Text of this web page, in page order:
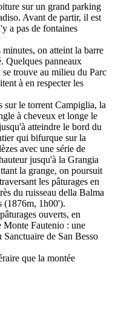
sur un grand parking
Avant de partir, il est
a pas de fontaines
on atteint la barre
Quelques panneaux
trouve au milieu du Parc
à en respecter les
sur le torrent Campiglia, la
à cheveux et longe le
atteindre le bord du
qui bifurque sur la
avec une série de
jusqu'à la Grangia
la grange, on poursuit
les pâturages en
du ruisseau della Balma
(1876m, 1h00').
ouverts, en
Monte Fautenio : une
de San Besso
que la montée